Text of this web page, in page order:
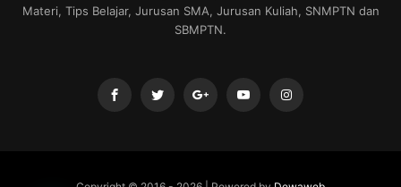
Materi, Tips Belajar, Jurusan SMA, Jurusan Kuliah, SNMPTN dan
SBMPTN.